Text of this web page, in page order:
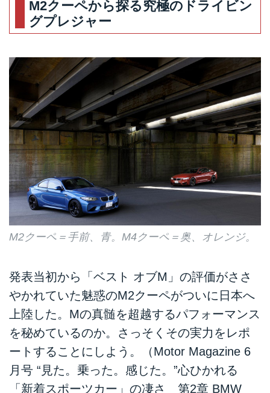
M2クーペから探る究極のドライビン
グプレジャー
M2クーペ＝手前、青。M4クーペ＝奥、オレンジ。
発表当初から「ベスト オブM」の評価がささ
やかれていた魅惑のM2クーペがついに日本へ
上陸した。Mの真髄を超越するパフォーマンス
を秘めているのか。さっそくその実力をレポ
ートすることにしよう。（Motor Magazine 6
月号 “見た。乗った。感じた。”心ひかれる
「新着スポーツカー」の凄さ 第2章 BMW